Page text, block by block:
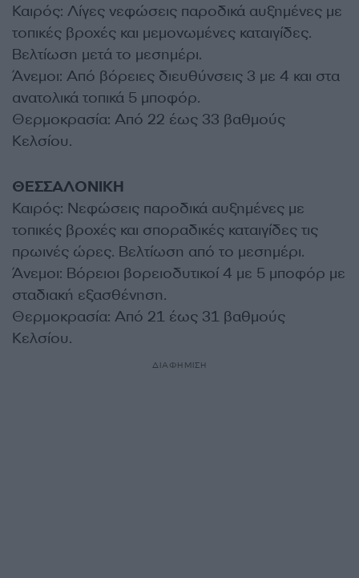
Καιρός: Λίγες νεφώσεις παροδικά αυξημένες με
τοπικές βροχές και μεμονωμένες καταιγίδες.
Βελτίωση μετά το μεσημέρι.
Άνεμοι: Από βόρειες διευθύνσεις 3 με 4 και στα
ανατολικά τοπικά 5 μποφόρ.
Θερμοκρασία: Από 22 έως 33 βαθμούς
Κελσίου.
ΘΕΣΣΑΛΟΝΙΚΗ
Καιρός: Νεφώσεις παροδικά αυξημένες με
τοπικές βροχές και σποραδικές καταιγίδες τις
πρωινές ώρες. Βελτίωση από το μεσημέρι.
Άνεμοι: Βόρειοι βορειοδυτικοί 4 με 5 μποφόρ με
σταδιακή εξασθένηση.
Θερμοκρασία: Από 21 έως 31 βαθμούς
Κελσίου.
ΔΙΑΦΗΜΙΣΗ